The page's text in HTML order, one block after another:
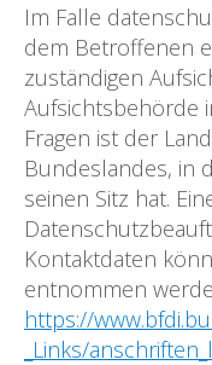
Im Falle
dem Betroffenen
zuständigen
Aufsichtsbehörde
Fragen ist der
Bundeslandes, in
seinen Sitz hat.
Kontaktdaten
entnommen
https://
_Links/